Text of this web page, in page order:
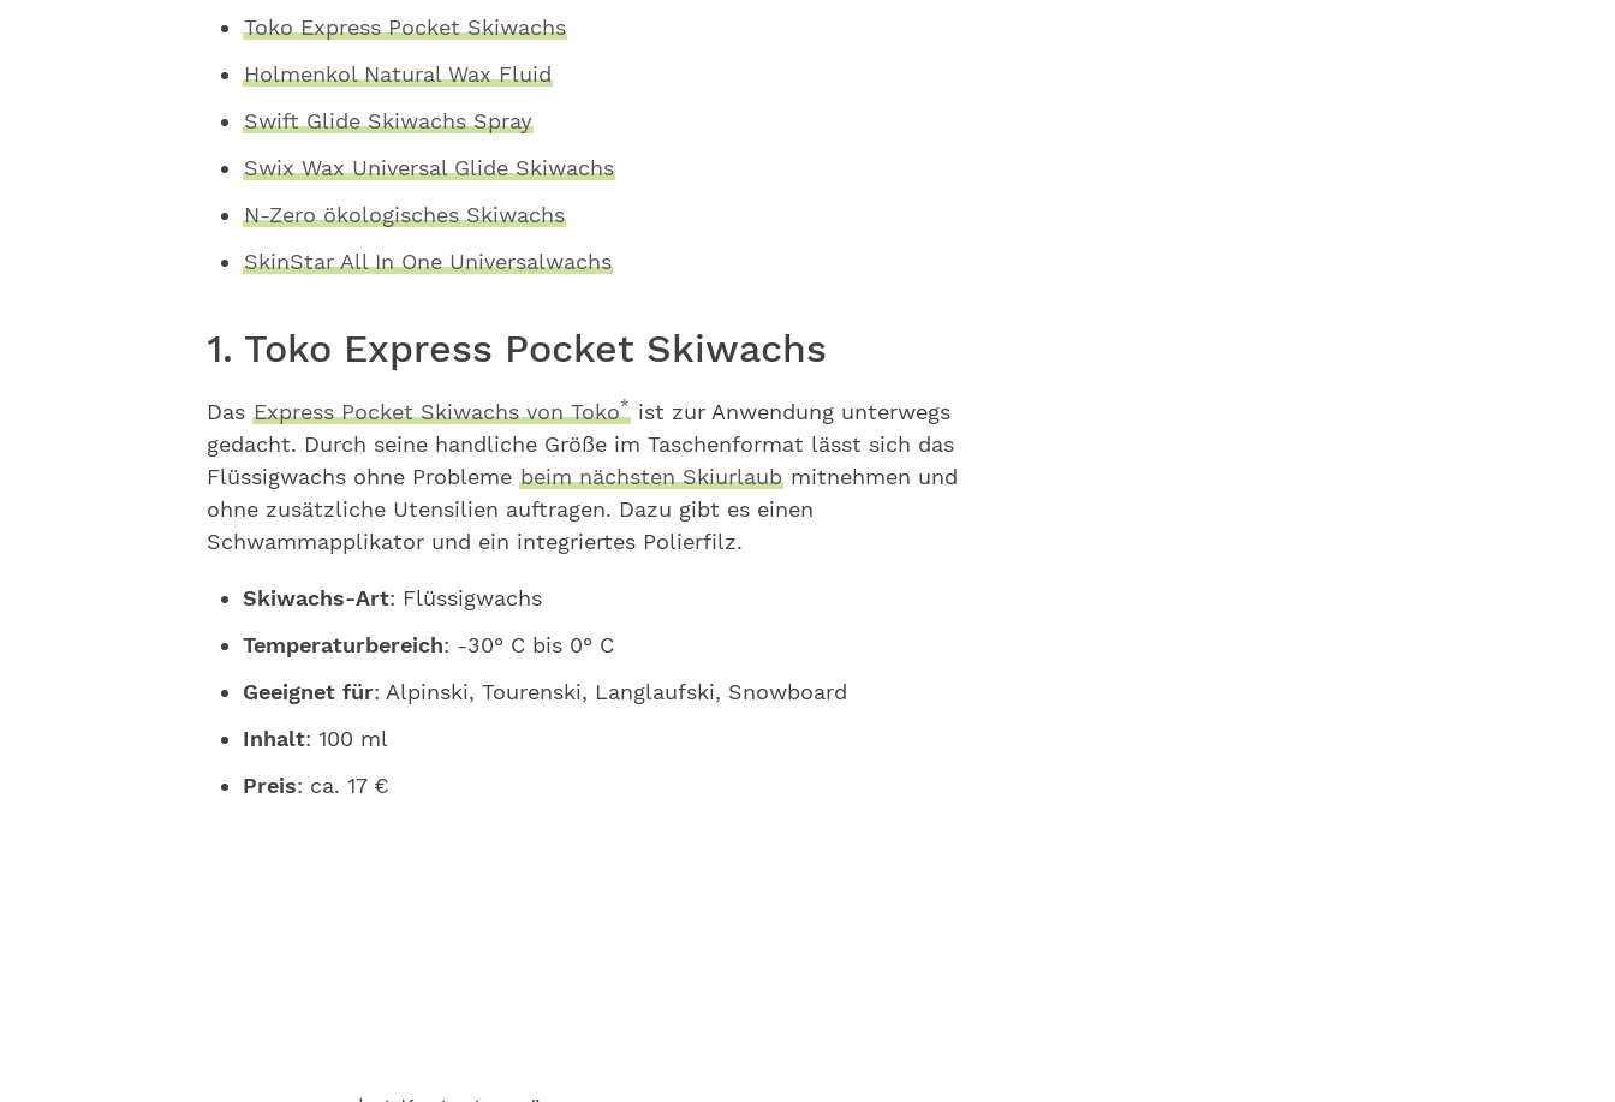
Toko Express Pocket Skiwachs
Holmenkol Natural Wax Fluid
Swift Glide Skiwachs Spray
Swix Wax Universal Glide Skiwachs
N-Zero ökologisches Skiwachs
SkinStar All In One Universalwachs
1. Toko Express Pocket Skiwachs
Das Express Pocket Skiwachs von Toko* ist zur Anwendung unterwegs
gedacht. Durch seine handliche Größe im Taschenformat lässt sich das
Flüssigwachs ohne Probleme beim nächsten Skiurlaub mitnehmen und
ohne zusätzliche Utensilien auftragen. Dazu gibt es einen
Schwammapplikator und ein integriertes Polierfilz.
Skiwachs-Art: Flüssigwachs
Temperaturbereich: -30° C bis 0° C
Geeignet für: Alpinski, Tourenski, Langlaufski, Snowboard
Inhalt: 100 ml
Preis: ca. 17 €